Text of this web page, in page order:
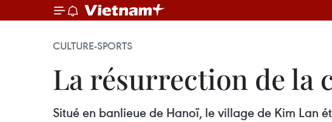
CULTURE-SPORTS
La résurrection de la
Situé en banlieue de Hanoï, le village de Kim Lan